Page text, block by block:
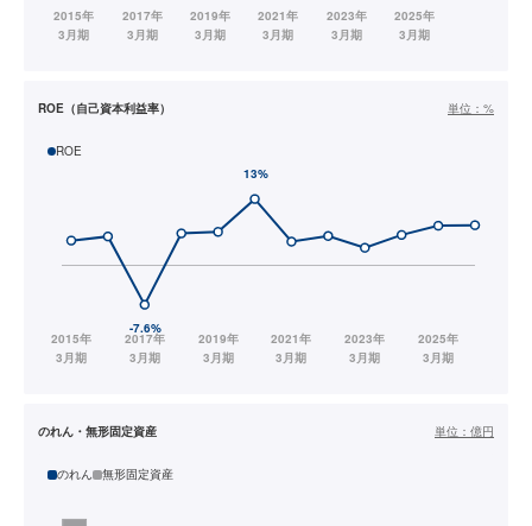
ROE（自己資本利益率） 単位： %
ROE
のれん・無形固定資産 単位： 億円
のれん 無形固定資産